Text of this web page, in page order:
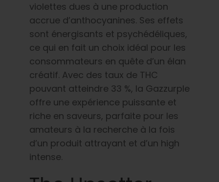
violettes dues à une production
accrue d’anthocyanines. Ses effets
sont énergisants et psychédéliques,
ce qui en fait un choix idéal pour les
consommateurs en quête d’un élan
créatif. Avec des taux de THC
pouvant atteindre 33 %, la Gazzurple
offre une expérience puissante et
riche en saveurs, parfaite pour les
amateurs à la recherche à la fois
d’un produit attrayant et d’un high
intense.